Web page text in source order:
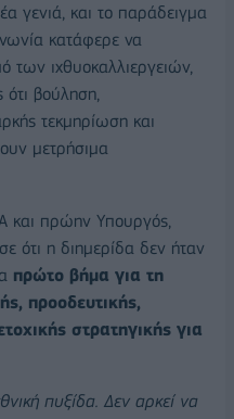
γενιά, και το παράδειγμα
κατάφερε να
των ιχθυοκαλλιεργειών,
βούληση,
τεκμηρίωση και
μετρήσιμα
και πρώην Υπουργός,
ότι η διημερίδα δεν ήταν
πρώτο βήμα για τη
προοδευτικής,
στρατηγικής για
πυξίδα. Δεν αρκεί να